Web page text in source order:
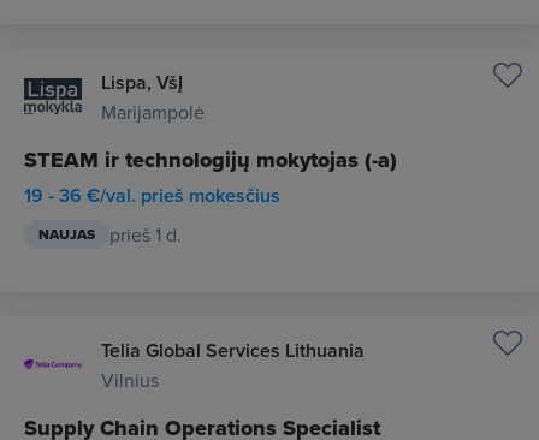
Lispa, VšĮ
Marijampolė
STEAM ir technologijų mokytojas (-a)
19 - 36 €/val. prieš mokesčius
NAUJAS prieš 1 d.
Telia Global Services Lithuania
Vilnius
Supply Chain Operations Specialist